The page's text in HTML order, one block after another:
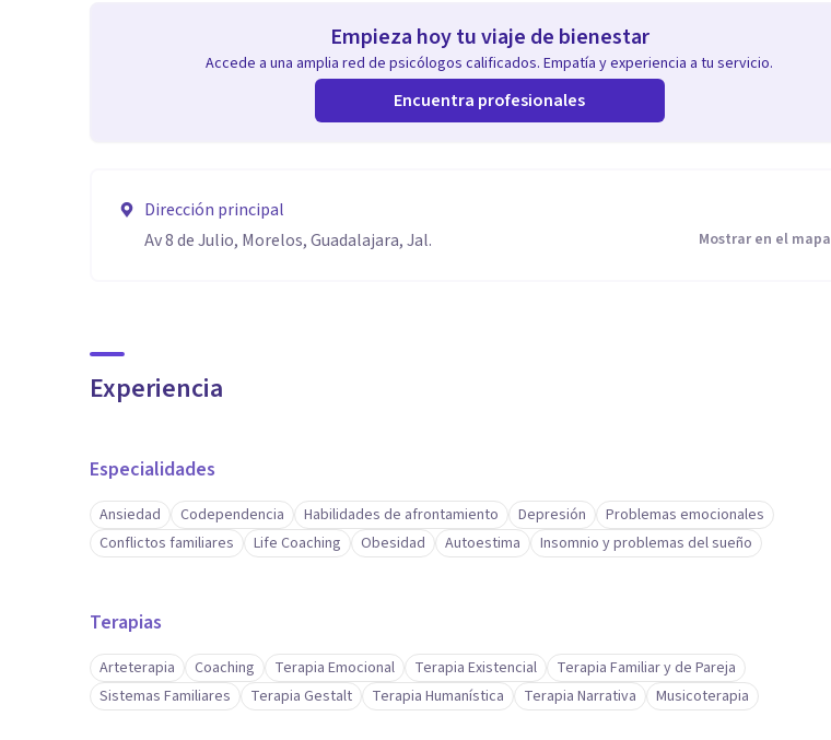
Empieza hoy tu viaje de bienestar
Accede a una amplia red de psicólogos calificados. Empatía y experiencia a tu servicio.
Encuentra profesionales
Dirección principal
Av 8 de Julio, Morelos, Guadalajara, Jal.
Mostrar en el mapa
Experiencia
Especialidades
Ansiedad Codependencia Habilidades de afrontamiento Depresión
Problemas emocionales
Conflictos familiares
Life Coaching Obesidad Autoestima Insomnio y problemas del sueño
Terapias
Arteterapia Coaching Terapia Emocional Terapia Existencial
Terapia Familiar y de Pareja
Sistemas Familiares
Terapia Gestalt Terapia Humanística Terapia Narrativa Musicoterapia